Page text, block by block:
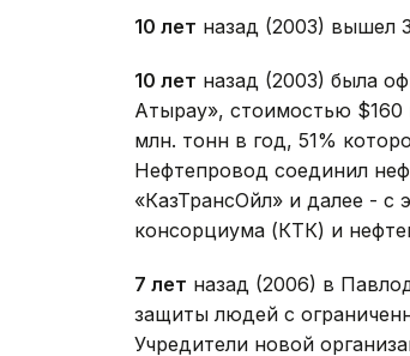
10 лет назад (2003) вышел
10 лет назад (2003) была
Атырау», стоимостью
млн. тонн в год, 51%
Нефтепровод соединил
«КазТрансОйл» и далее - с
консорциума (КТК) и
7 лет назад (2006) в
защиты людей с
Учредители новой